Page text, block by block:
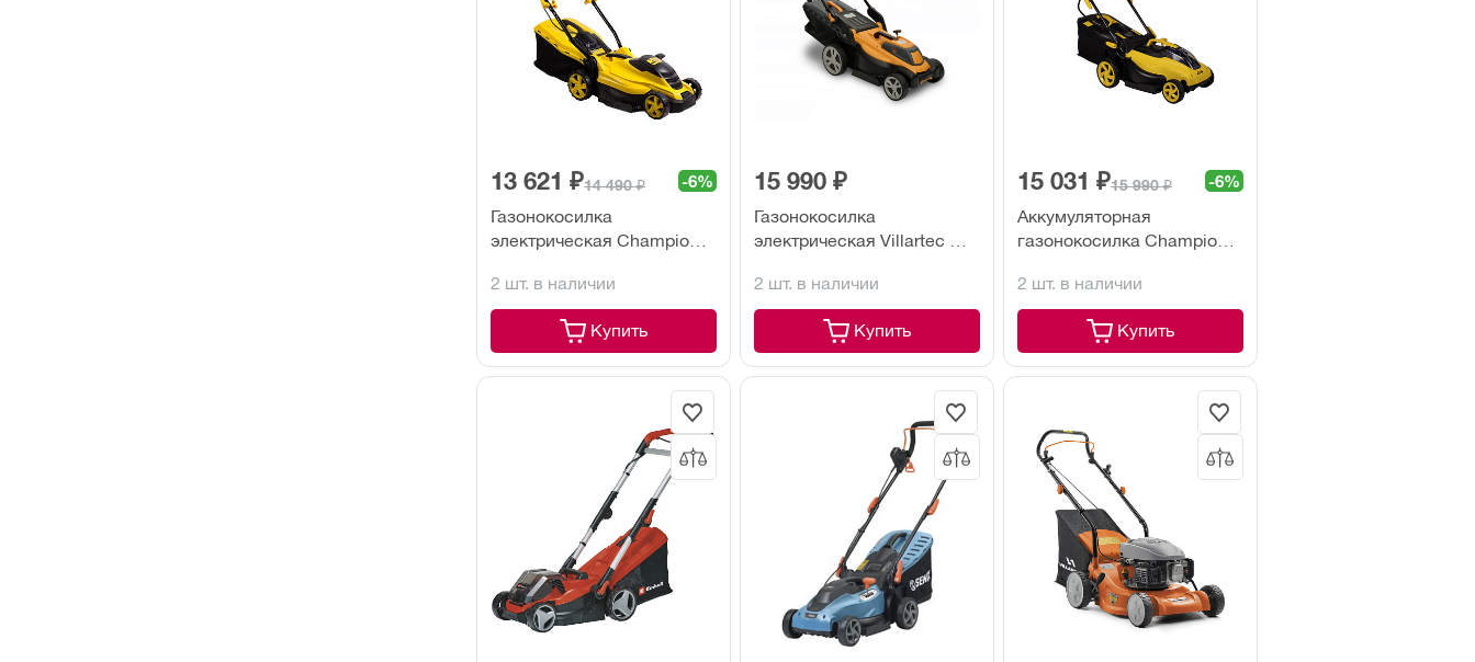
13 621 ₽14 490 ₽
-6%
Газонокосилка
электрическая Champion
2 шт. в наличии
Купить
15 990 ₽
Газонокосилка
электрическая Villartec ME
2 шт. в наличии
Купить
15 031 ₽15 990 ₽
-6%
Аккумуляторная
газонокосилка Champion
2 шт. в наличии
Купить